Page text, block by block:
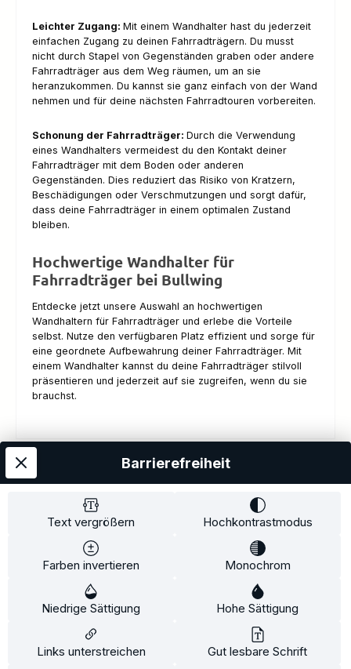
Leichter Zugang: Mit einem Wandhalter hast du jederzeit
einfachen Zugang zu deinen Fahrradträgern. Du musst
nicht durch Stapel von Gegenständen graben oder andere
Fahrradträger aus dem Weg räumen, um an sie
heranzukommen. Du kannst sie ganz einfach von der Wand
nehmen und für deine nächsten Fahrradtouren vorbereiten.
Schonung der Fahrradträger: Durch die Verwendung
eines Wandhalters vermeidest du den Kontakt deiner
Fahrradträger mit dem Boden oder anderen
Gegenständen. Dies reduziert das Risiko von Kratzern,
Beschädigungen oder Verschmutzungen und sorgt dafür,
dass deine Fahrradträger in einem optimalen Zustand
bleiben.
Hochwertige Wandhalter für
Fahrradträger bei Bullwing
Entdecke jetzt unsere Auswahl an hochwertigen
Wandhaltern für Fahrradträger und erlebe die Vorteile
selbst. Nutze den verfügbaren Platz effizient und sorge für
eine geordnete Aufbewahrung deiner Fahrradträger. Mit
einem Wandhalter kannst du deine Fahrradträger stilvoll
präsentieren und jederzeit auf sie zugreifen, wenn du sie
brauchst.
Kostenloser Versand
Datenschutz
Widerrufsrecht
Widerrufsformular
Zahlung und Versand
Copyright© 2020-2025 Faventis GmbH. All Rights Reserved
Alle Preise inkl. gesetzl. Mehrwertsteuer zzgl.Versandkostenund ggf.
Text vergrößern Hochkontrastmodus
Farben invertieren Monochrom
Niedrige Sättigung Hohe Sättigung
Links unterstreichen Gut lesbare Schrift
Barrierefreiheit